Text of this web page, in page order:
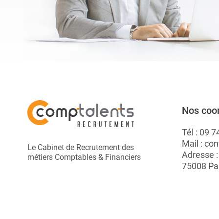
Le Cabinet de Recrutement des
métiers Comptables & Financiers
Nos
Tél : 09
Mail :
Adresse
75008